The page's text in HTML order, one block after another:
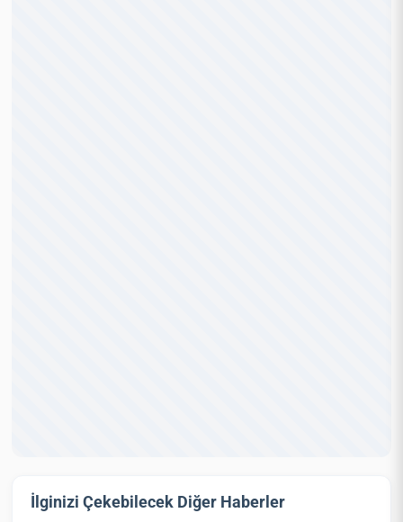
İlginizi Çekebilecek Diğer Haberler